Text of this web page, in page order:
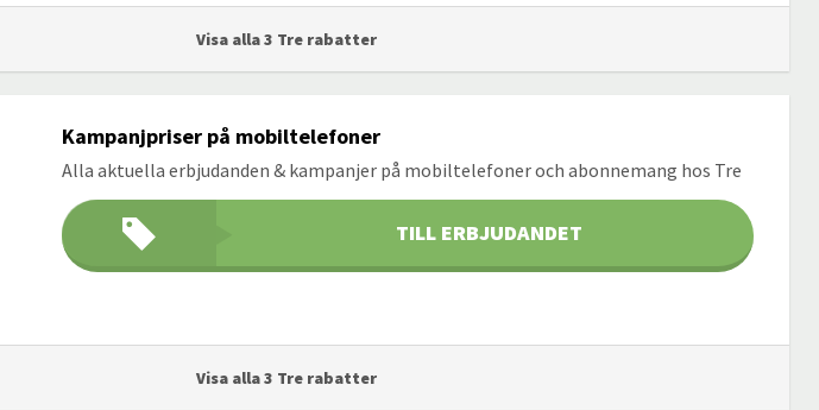
Visa alla 3 Tre rabatter
Kampanjpriser på mobiltelefoner
Alla aktuella erbjudanden & kampanjer på mobiltelefoner och abonnemang hos Tre
TILL ERBJUDANDET
Visa alla 3 Tre rabatter